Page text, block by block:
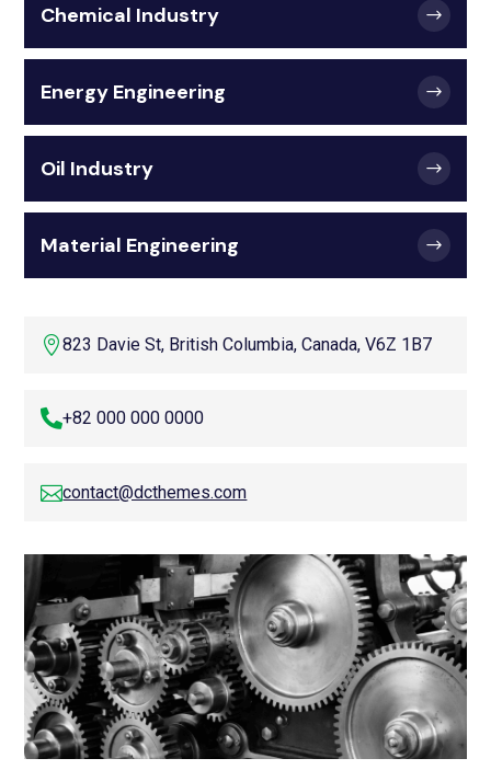
Chemical Industry
Energy Engineering
Oil Industry
Material Engineering
823 Davie St, British Columbia, Canada, V6Z 1B7
+82 000 000 0000
contact@dcthemes.com